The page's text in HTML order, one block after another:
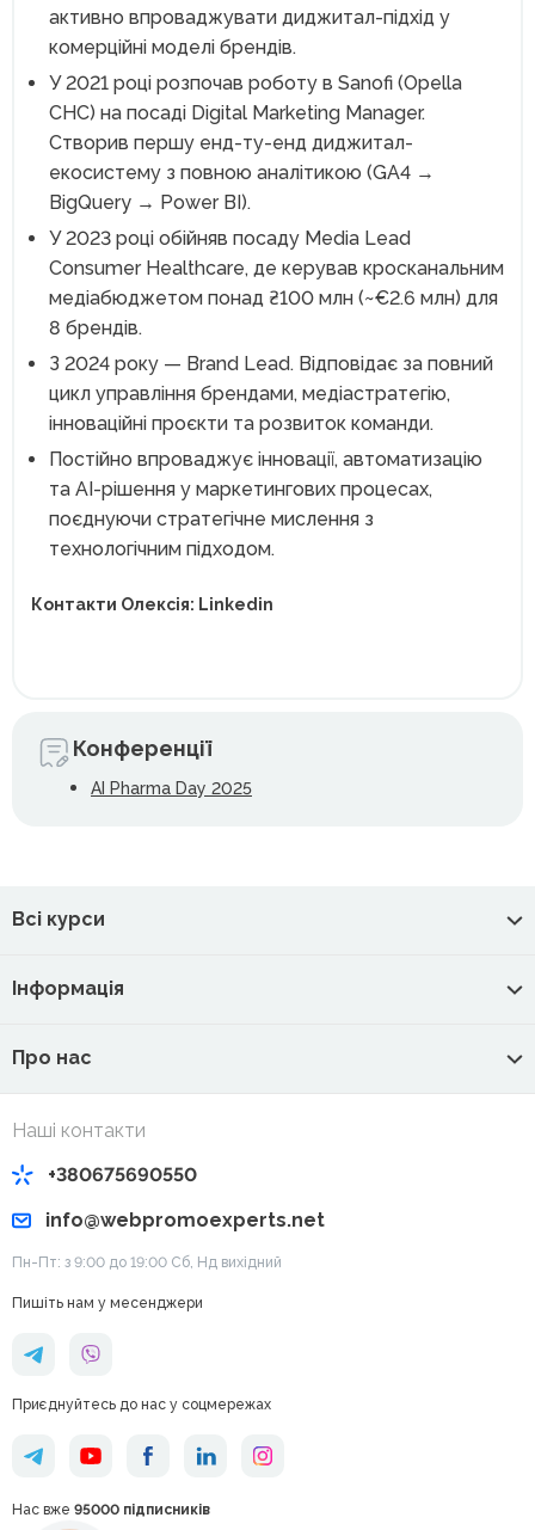
активно впроваджувати диджитал-підхід у
комерційні моделі брендів.
У 2021 році розпочав роботу в Sanofi (Opella
CHC) на посаді Digital Marketing Manager.
Створив першу енд-ту-енд диджитал-
екосистему з повною аналітикою (GA4 →
BigQuery → Power BI).
У 2023 році обійняв посаду Media Lead
Consumer Healthcare, де керував кросканальним
медіабюджетом понад ₴100 млн (~€2.6 млн) для
8 брендів.
З 2024 року — Brand Lead. Відповідає за повний
цикл управління брендами, медіастратегію,
інноваційні проєкти та розвиток команди.
Постійно впроваджує інновації, автоматизацію
та AI-рішення у маркетингових процесах,
поєднуючи стратегічне мислення з
технологічним підходом.
Контакти Олексія: Linkedin
Конференції
AI Pharma Day 2025
Всі курси
Інформація
Про нас
Наші контакти
+380675690550
info@webpromoexperts.net
Пн-Пт: з 9:00 до 19:00 Cб, Нд вихідний
Пишіть нам у месенджери
Приєднуйтесь до нас у соцмережах
Нас вже 95000 підписників